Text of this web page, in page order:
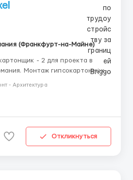
(Франкфурт-на-Майне)
- 2 для проекта в
систем, включая монтаж
- Архитектура
Откликнуться